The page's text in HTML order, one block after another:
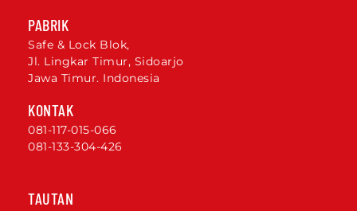
PABRIK
Safe & Lock Blok,
Jl. Lingkar Timur, Sidoarjo
Jawa Timur. Indonesia
KONTAK
081-117-015-066
081-133-304-426
TAUTAN